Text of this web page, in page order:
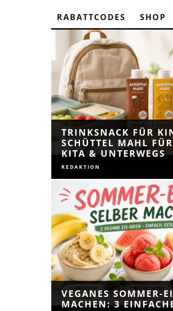
RABATTCODES SHOP
TRINKSNACK FÜR
SCHÜTTEL MAHL
KITA & UNTERWEGS
REDAKTION
VEGANES SOMMER-
MACHEN: 3